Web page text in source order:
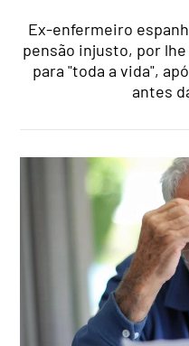
Ex-enfermeiro
pensão injusto, por
para "toda a vida",
antes